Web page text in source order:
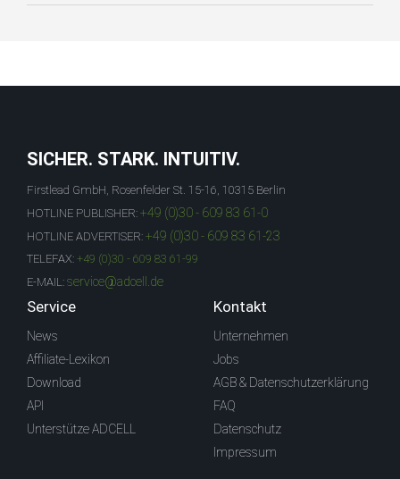
SICHER. STARK. INTUITIV.
Firstlead GmbH, Rosenfelder St. 15-16, 10315 Berlin
HOTLINE PUBLISHER: +49 (0)30 - 609 83 61-0
HOTLINE ADVERTISER: +49 (0)30 - 609 83 61-23
TELEFAX: +49 (0)30 - 609 83 61-99
E-MAIL: service@adcell.de
Service
News
Affiliate-Lexikon
Download
API
Unterstütze ADCELL
Kontakt
Unternehmen
Jobs
AGB & Datenschutzerklärung
FAQ
Datenschutz
Impressum